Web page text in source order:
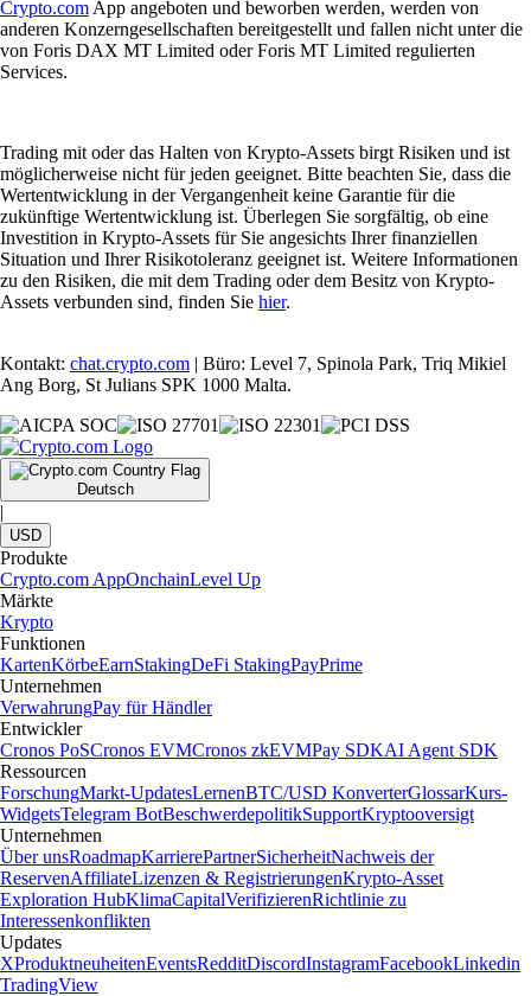
Crypto.com App angeboten und beworben werden, werden von
anderen Konzerngesellschaften bereitgestellt und fallen nicht unter die
von Foris DAX MT Limited oder Foris MT Limited regulierten
Services.
Trading mit oder das Halten von Krypto-Assets birgt Risiken und ist
möglicherweise nicht für jeden geeignet. Bitte beachten Sie, dass die
Wertentwicklung in der Vergangenheit keine Garantie für die
zukünftige Wertentwicklung ist. Überlegen Sie sorgfältig, ob eine
Investition in Krypto-Assets für Sie angesichts Ihrer finanziellen
Situation und Ihrer Risikotoleranz geeignet ist. Weitere Informationen
zu den Risiken, die mit dem Trading oder dem Besitz von Krypto-
Assets verbunden sind, finden Sie hier.
Kontakt: chat.crypto.com | Büro: Level 7, Spinola Park, Triq Mikiel
Ang Borg, St Julians SPK 1000 Malta.
Deutsch
|
USD
Produkte
Crypto.com AppOnchainLevel Up
Märkte
Krypto
Funktionen
KartenKörbeEarnStakingDeFi StakingPayPrime
Unternehmen
VerwahrungPay für Händler
Entwickler
Cronos PoSCronos EVMCronos zkEVMPay SDKAI Agent SDK
Ressourcen
ForschungMarkt-UpdatesLernenBTC/USD KonverterGlossarKurs-
WidgetsTelegram BotBeschwerdepolitikSupportKryptooversigt
Unternehmen
Über unsRoadmapKarrierePartnerSicherheitNachweis der
ReservenAffiliateLizenzen & RegistrierungenKrypto-Asset
Exploration HubKlimaCapitalVerifizierenRichtlinie zu
Interessenkonflikten
Updates
XProduktneuheitenEventsRedditDiscordInstagramFacebookLinkedin
TradingView